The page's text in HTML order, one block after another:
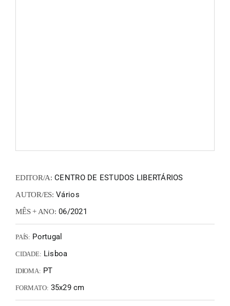
EDITOR/A: CENTRO DE ESTUDOS LIBERTÁRIOS
AUTOR/ES: Vários
MÊS + ANO: 06/2021
PAÍS: Portugal
CIDADE: Lisboa
IDIOMA: PT
FORMATO: 35x29 cm